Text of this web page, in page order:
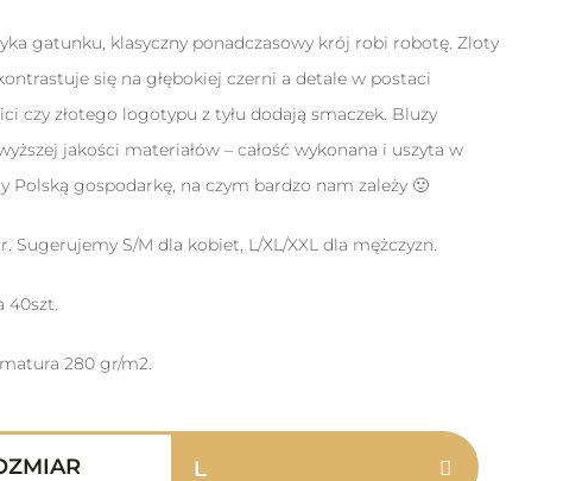
gatunku, klasyczny ponadczasowy krój robi robotę. Zloty
się na głębokiej czerni a detale w postaci
czy złotego logotypu z tyłu dodają smaczek. Bluzy
jakości materiałów – całość wykonana i uszyta w
Polską gospodarkę, na czym bardzo nam zależy 🙂
Sugerujemy S/M dla kobiet, L/XL/XXL dla mężczyzn.
40szt.
280 gr/m2.